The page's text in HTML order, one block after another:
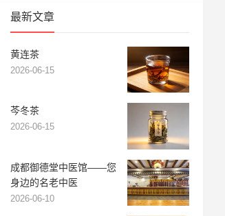
最新文章
黄连茶
2026-06-15
芩冬茶
2026-06-15
成都御德堂中医馆——您
身边的名老中医
2026-06-10